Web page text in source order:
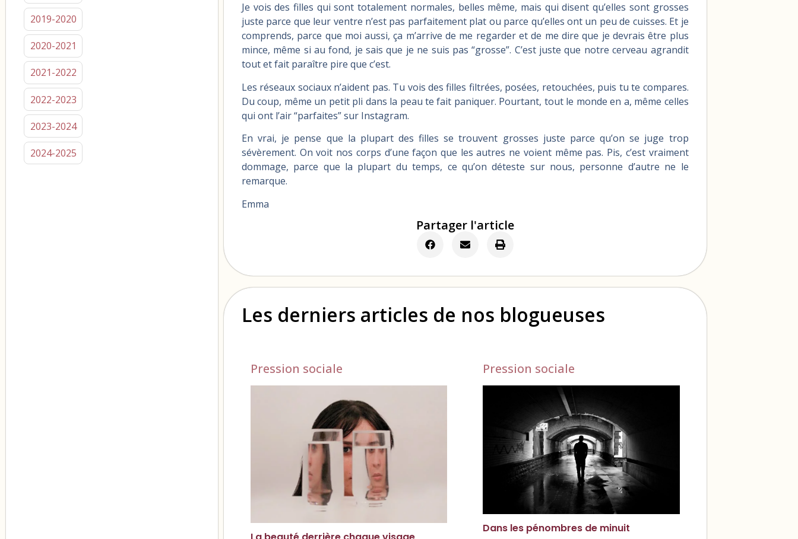
2019-2020
2020-2021
2021-2022
2022-2023
2023-2024
2024-2025
Je vois des filles qui sont totalement normales, belles même, mais qui disent qu’elles sont grosses
juste parce que leur ventre n’est pas parfaitement plat ou parce qu’elles ont un peu de cuisses. Et je
comprends, parce que moi aussi, ça m’arrive de me regarder et de me dire que je devrais être plus
mince, même si au fond, je sais que je ne suis pas “grosse”. C’est juste que notre cerveau agrandit
tout et fait paraître pire que c’est.
Les réseaux sociaux n’aident pas. Tu vois des filles filtrées, posées, retouchées, puis tu te compares.
Du coup, même un petit pli dans la peau te fait paniquer. Pourtant, tout le monde en a, même celles
qui ont l’air “parfaites” sur Instagram.
En vrai, je pense que la plupart des filles se trouvent grosses juste parce qu’on se juge trop
sévèrement. On voit nos corps d’une façon que les autres ne voient même pas. Pis, c’est vraiment
dommage, parce que la plupart du temps, ce qu’on déteste sur nous, personne d’autre ne le
remarque.
Emma
Partager l'article
Les derniers articles de nos blogueuses
Pression sociale Pression sociale
Dans les pénombres de minuit